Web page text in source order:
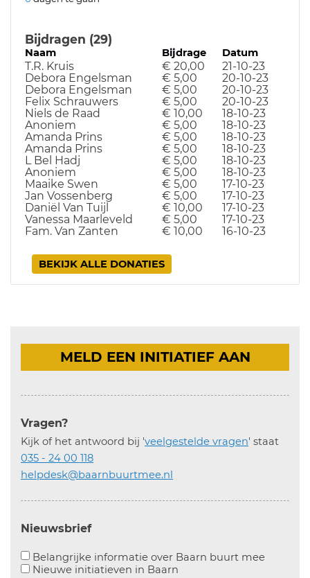
Bijdragen (29)
Naam Bijdrage Datum
T.R. Kruis € 20,00
21-10-23
Debora Engelsman
€ 5,00
20-10-23
Debora Engelsman
€ 5,00
20-10-23
Felix Schrauwers
€ 5,00
20-10-23
Niels de Raad
€ 10,00
18-10-23
Anoniem
€ 5,00
18-10-23
Amanda Prins
€ 5,00
18-10-23
Amanda Prins
€ 5,00
18-10-23
L Bel Hadj
€ 5,00
18-10-23
Anoniem
€ 5,00
18-10-23
Maaike Swen
€ 5,00
17-10-23
Jan Vossenberg
€ 5,00
17-10-23
Daniël Van Tuijl
€ 10,00
17-10-23
Vanessa Maarleveld
€ 5,00
17-10-23
Fam. Van Zanten
€ 10,00 16-10-23
BEKIJK ALLE DONATIES
MELD EEN INITIATIEF AAN
Vragen?
Kijk of het antwoord bij 'veelgestelde vragen' staat
035 - 24 00 118
helpdesk@baarnbuurtmee.nl
Nieuwsbrief
Belangrijke informatie over Baarn buurt mee
Nieuwe initiatieven in Baarn